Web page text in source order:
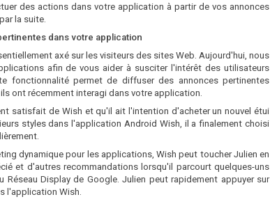
des actions dans votre application à partir de vos annonces
la suite.
dans votre application
axé sur les visiteurs des sites Web. Aujourd'hui, nous
afin de vous aider à susciter l'intérêt des utilisateurs
fonctionnalité permet de diffuser des annonces pertinentes
ont récemment interagi dans votre application.
satisfait de Wish et qu'il ait l'intention d'acheter un nouvel étui
styles dans l'application Android Wish, il a finalement choisi
dynamique pour les applications, Wish peut toucher Julien en
et d'autres recommandations lorsqu'il parcourt quelques-uns
Display de Google. Julien peut rapidement appuyer sur
l'application Wish.